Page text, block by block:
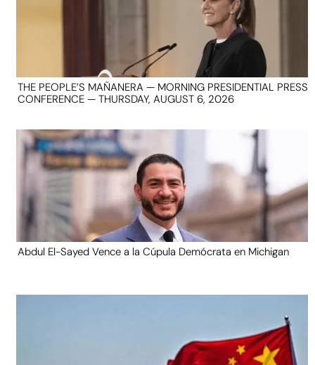
THE PEOPLE’S MAÑANERA — MORNING PRESIDENTIAL PRESS
CONFERENCE — THURSDAY, AUGUST 6, 2026
Abdul El-Sayed Vence a la Cúpula Demócrata en Michigan